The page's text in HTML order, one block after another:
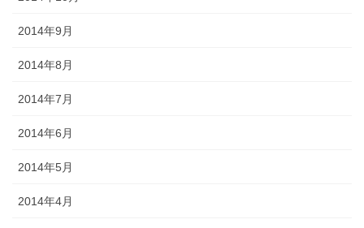
2014年9月
2014年8月
2014年7月
2014年6月
2014年5月
2014年4月